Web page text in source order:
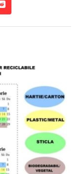
reddit
reddit